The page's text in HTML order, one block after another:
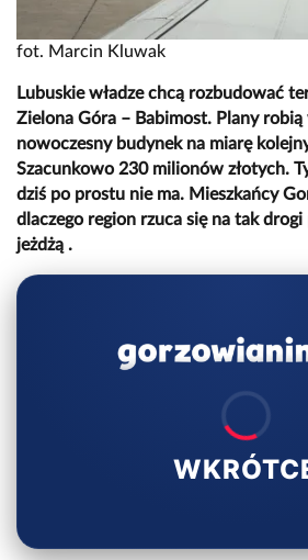
fot. Marcin Kluwak
Lubuskie władze chcą rozbudować
Zielona Góra – Babimost. Plany robią
nowoczesny budynek na miarę
Szacunkowo 230 milionów złotych.
dziś po prostu nie ma. Mieszkańcy
dlaczego region rzuca się na tak
jeżdżą .